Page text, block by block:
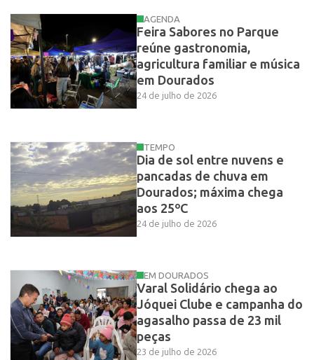
AGENDA
Feira Sabores no Parque
reúne gastronomia,
agricultura familiar e música
em Dourados
24 de julho de 2026
TEMPO
Dia de sol entre nuvens e
pancadas de chuva em
Dourados; máxima chega
aos 25ºC
24 de julho de 2026
EM DOURADOS
Varal Solidário chega ao
Jóquei Clube e campanha do
agasalho passa de 23 mil
peças
23 de julho de 2026